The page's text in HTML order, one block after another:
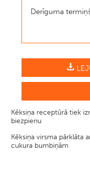
Derīguma
Kēksiņa receptūrā tiek
biezpienu
Kēksiņa virsma pārklāta
cukura bumbiņām